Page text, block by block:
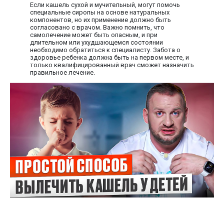
Если кашель сухой и мучительный, могут помочь
специальные сиропы на основе натуральных
компонентов, но их применение должно быть
согласовано с врачом. Важно помнить, что
самолечение может быть опасным, и при
длительном или ухудшающемся состоянии
необходимо обратиться к специалисту. Забота о
здоровье ребенка должна быть на первом месте, и
только квалифицированный врач сможет назначить
правильное лечение.